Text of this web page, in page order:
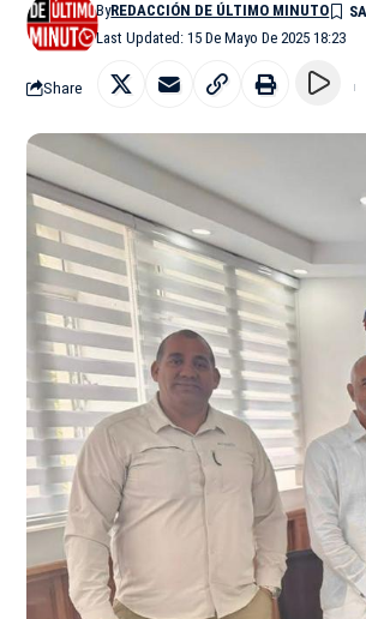
Last Updated: 15 De Mayo De 2025 18:23
ByREDACCIÓN DE ÚLTIMO MINUTO
Share